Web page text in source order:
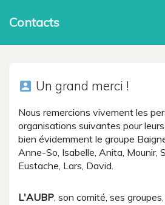
Contacts
account_box Un grand merci !
Nous remercions vivement les
organisations suivantes pour
bien évidemment le groupe
Anne-So, Isabelle, Anita, Mounir,
Eustache, Lars, David.
L'AUBP, son comité, ses